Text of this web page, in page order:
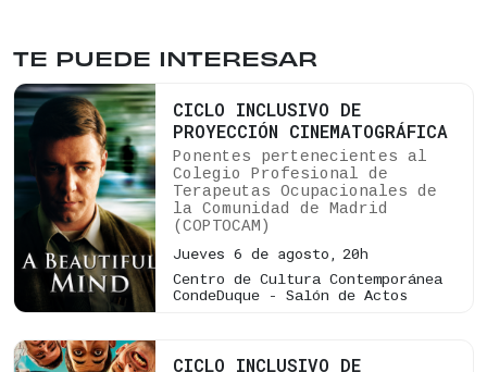
TE PUEDE INTERESAR
CICLO INCLUSIVO DE
PROYECCIÓN CINEMATOGRÁFICA
Ponentes pertenecientes al
Colegio Profesional de
Terapeutas Ocupacionales de
la Comunidad de Madrid
(COPTOCAM)
Jueves 6 de agosto, 20h
Centro de Cultura Contemporánea
CondeDuque - Salón de Actos
CICLO INCLUSIVO DE